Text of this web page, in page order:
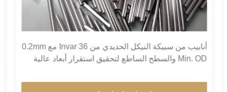
أنابيب من سبيكة النيكل الحديدي من Invar 36 مع 0.2mm
Min. OD والسطح الساطع لتحقيق استقرار أبعاد عالية